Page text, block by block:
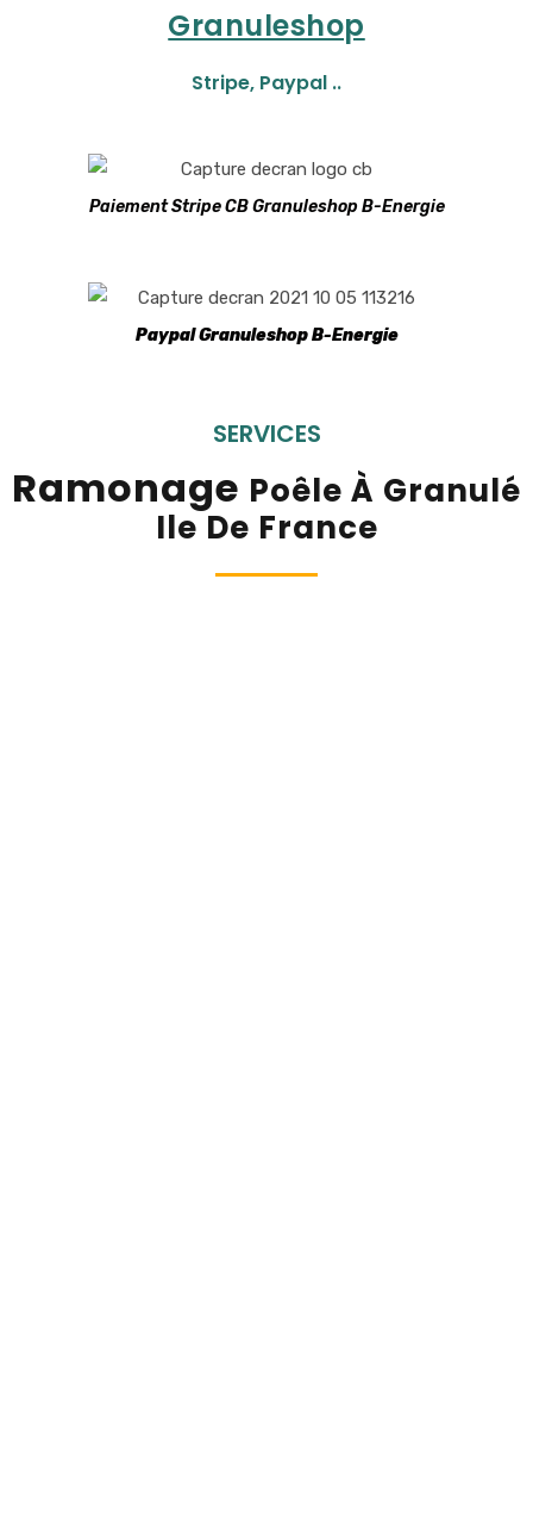
Granuleshop
Stripe, Paypal ..
Paiement Stripe CB Granuleshop B-Energie
Paypal Granuleshop B-Energie
SERVICES
Ramonage Poêle À Granulé
Ile De France